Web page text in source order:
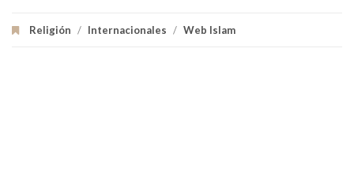
Religión / Internacionales / Web Islam